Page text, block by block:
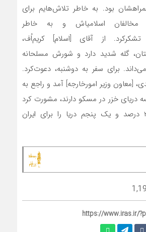
بود. به خاطر تلاش‌هایم براى
ایجاد آشتى با مخالفان اسلامی‎اش و به خاطر
از آقاى [اسلام] کریم‌اُف،
‌گله شدید دارد و شورش مسلحانه
براى سفر به دوشنبه، دعوت‌کرد.
[معاون وزیر امورخارجه] آمد و راجع به
دریاى خزر در مسکو دارند، مشورت کرد
و گفت، مطالبه ۲۰ درصد و یک پنجم دریا را براى ایران
https://www.iras.ir/